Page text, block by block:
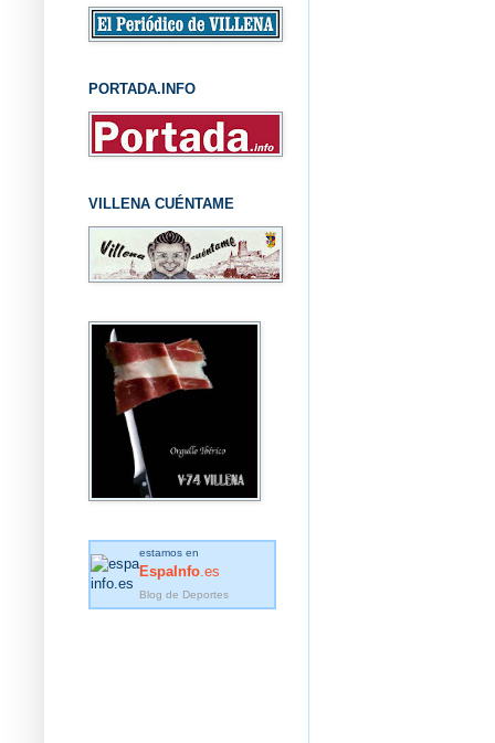
PORTADA.INFO
VILLENA CUÉNTAME
estamos en
EspaInfo .es
Blog de Deportes